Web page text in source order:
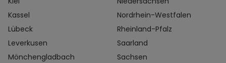
Kassel
Lübeck
Leverkusen
Mönchengladbach
Nordrhein-Westfalen
Rheinland-Pfalz
Saarland
Sachsen